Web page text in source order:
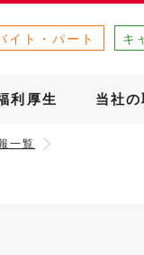
イト・パート キ
利厚生 当社
一覧